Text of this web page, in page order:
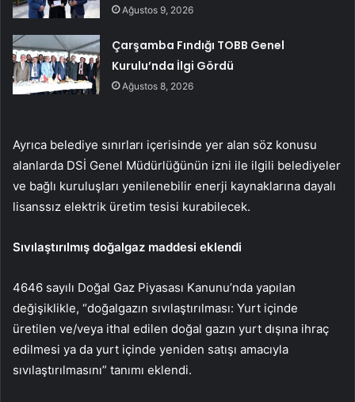
Ağustos 9, 2026
Çarşamba Fındığı TOBB Genel
Kurulu’nda İlgi Gördü
Ağustos 8, 2026
Ayrıca belediye sınırları içerisinde yer alan söz konusu
alanlarda DSİ Genel Müdürlüğünün izni ile ilgili belediyeler
ve bağlı kuruluşları yenilenebilir enerji kaynaklarına dayalı
lisanssız elektrik üretim tesisi kurabilecek.
Sıvılaştırılmış doğalgaz maddesi eklendi
4646 sayılı Doğal Gaz Piyasası Kanunu’nda yapılan
değişiklikle, “doğalgazın sıvılaştırılması: Yurt içinde
üretilen ve/veya ithal edilen doğal gazın yurt dışına ihraç
edilmesi ya da yurt içinde yeniden satışı amacıyla
sıvılaştırılmasını” tanımı eklendi.